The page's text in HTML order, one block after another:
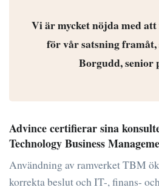
Vi är mycket nöjda med
för vår satsning
Borgudd, senior
Advince certifierar sina
Technology Business
Användning av ramverket TBM
korrekta beslut och IT-, finans-